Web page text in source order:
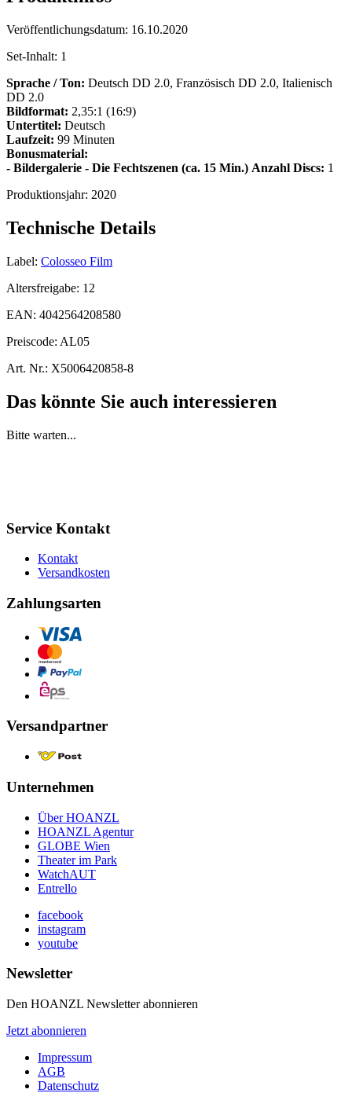
Veröffentlichungsdatum: 16.10.2020
Set-Inhalt: 1
Sprache / Ton: Deutsch DD 2.0, Französisch DD 2.0, Italienisch
DD 2.0
Bildformat: 2,35:1 (16:9)
Untertitel: Deutsch
Laufzeit: 99 Minuten
Bonusmaterial:
- Bildergalerie - Die Fechtszenen (ca. 15 Min.) Anzahl Discs: 1
Produktionsjahr: 2020
Technische Details
Label: Colosseo Film
Altersfreigabe: 12
EAN: 4042564208580
Preiscode: AL05
Art. Nr.: X5006420858-8
Das könnte Sie auch interessieren
Bitte warten...
Service Kontakt
Kontakt
Versandkosten
Zahlungsarten
Versandpartner
Unternehmen
Über HOANZL
HOANZL Agentur
GLOBE Wien
Theater im Park
WatchAUT
Entrello
facebook
instagram
youtube
Newsletter
Den HOANZL Newsletter abonnieren
Jetzt abonnieren
Impressum
AGB
Datenschutz